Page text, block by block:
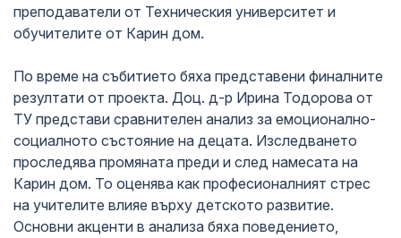
преподаватели от Техническия университет и
обучителите от Карин дом.
По време на събитието бяха представени финалните
резултати от проекта. Доц. д-р Ирина Тодорова от
ТУ представи сравнителен анализ за емоционално-
социалното състояние на децата. Изследването
проследява промяната преди и след намесата на
Карин дом. То оценява как професионалният стрес
на учителите влияе върху детското развитие.
Основни акценти в анализа бяха поведението,